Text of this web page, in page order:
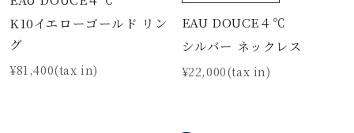
K10イエローゴールド リン
グ
¥81,400(tax in)
EAU DOUCE４℃
シルバー ネックレス
¥22,000(tax in)